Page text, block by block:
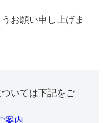
お願い申し上げま
いては下記をご
案内